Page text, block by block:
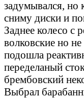
задумывался, но
сниму диски и
Заднее колесо с
волковские но
подошла
переделаный
брембовский
Выбрал